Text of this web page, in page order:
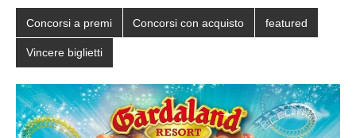
Concorsi a premi Concorsi con acquisto featured
Vincere biglietti